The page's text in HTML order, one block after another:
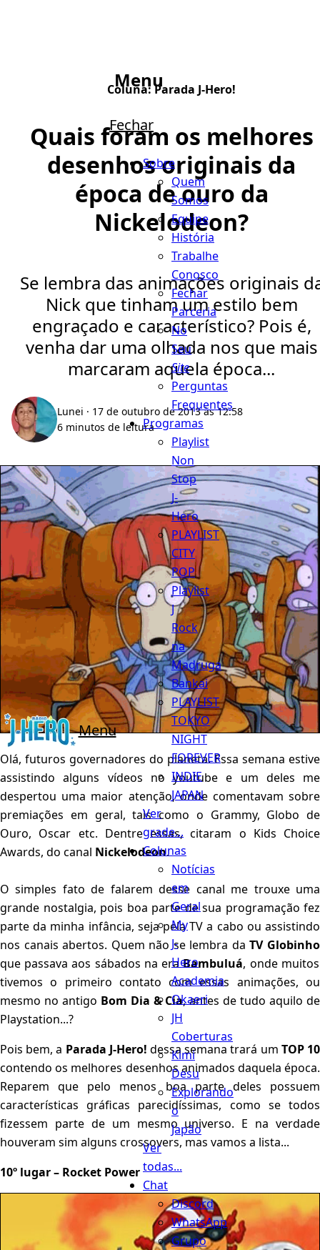
Menu
Menu
Fechar
Sobre
Quem
Somos
Equipe
História
Trabalhe
Conosco
Fechar
Parceria
No
Seu
Site
Perguntas
Frequentes
Programas
Playlist
Non
Stop
J-
Hero
PLAYLIST
CITY
POP
Playlist
J
Rock
na
Madruga
Bankai
PLAYLIST
TOKYO
NIGHT
FOREVER
INDIE
JAPAN
Ver
grade...
Colunas
Notícias
em
Geral
My
J-
Hero
Academia
Okaeri
JH
Coberturas
Kimi
Desu
Explorando
o
Japão
Ver
todas...
Chat
Discord
WhatsApp
Grupo
Coluna:Parada J-Hero!
Quais foram os melhores
desenhos originais da
época de ouro da
Nickelodeon?
Se lembra das animações originais
Nick que tinham um estilo bem
engraçado e característico? Pois é,
venha dar uma olhada nos que mais
marcaram aquela época...
Lunei · 17 de outubro de 2013 às 12:58
6 minutos de leitura
Olá, futuros governadores do planeta. Essa semana estive
assistindo alguns vídeos no youtube e um deles me
despertou uma maior atenção, onde comentavam sobre
premiações em geral, tais como o Grammy, Globo de
Ouro, Oscar etc. Dentre essas, citaram o Kids Choice
Awards, do canal Nickelodeon.
O simples fato de falarem desse canal me trouxe uma
grande nostalgia, pois boa parte de sua programação fez
parte da minha infância, seja pela TV a cabo ou assistindo
nos canais abertos. Quem não se lembra daTV Globinho
que passava aos sábados na eraBambuluá, onde muitos
tivemos o primeiro contato com essas animações, ou
mesmo no antigo Bom Dia & Cia, antes de tudo aquilo de
Playstation...?
Pois bem, a Parada J-Hero! dessa semana trará um TOP 10
contendo os melhores desenhos animados daquela época.
Reparem que pelo menos boa parte deles possuem
características gráficas parecidíssimas, como se todos
fizessem parte de um mesmo universo. E na verdade
houveram sim alguns crossovers, mas vamos a lista...
10º lugar – Rocket Power